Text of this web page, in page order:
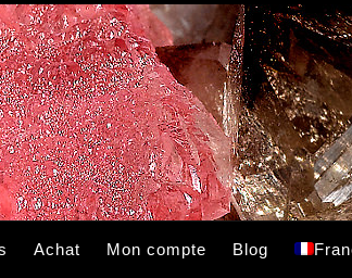
Achat Mon compte Blog